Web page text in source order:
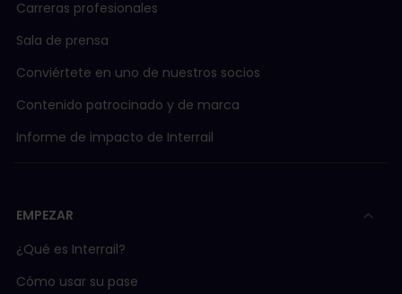
Carreras profesionales
Sala de prensa
Conviértete en uno de nuestros socios
Contenido patrocinado y de marca
Informe de impacto de Interrail
EMPEZAR
¿Qué es Interrail?
Cómo usar su pase